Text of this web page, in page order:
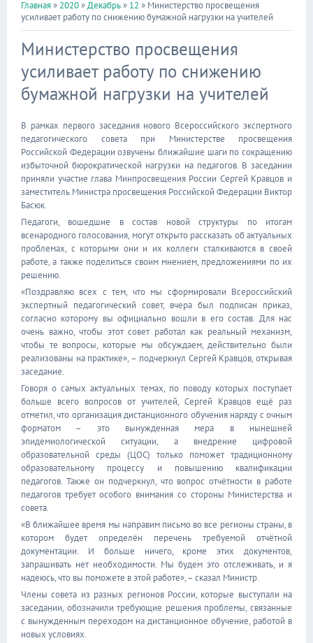
Главная» 2020»Декабрь» 12 » Министерство просвещения
усиливает работу по снижению бумажной нагрузки на учителей
Министерство просвещения
усиливает работу по снижению
бумажной нагрузки на учителей
В рамках первого заседания нового Всероссийского экспертного
педагогического совета при Министерстве просвещения
Российской Федерации озвучены ближайшие шаги по сокращению
избыточной бюрократической нагрузки на педагогов. В заседании
приняли участие глава Минпросвещения России Сергей Кравцов и
заместитель Министра просвещения Российской Федерации Виктор
Басюк.
Педагоги, вошедшие в состав новой структуры по итогам
всенародного голосования, могут открыто рассказать об актуальных
проблемах, с которыми они и их коллеги сталкиваются в своей
работе, а также поделиться своим мнением, предложениями по их
решению.
«Поздравляю всех с тем, что мы сформировали Всероссийский
экспертный педагогический совет, вчера был подписан приказ,
согласно которому вы официально вошли в его состав. Для нас
очень важно, чтобы этот совет работал как реальный механизм,
чтобы те вопросы, которые мы обсуждаем, действительно были
реализованы на практике», – подчеркнул Сергей Кравцов, открывая
заседание.
Говоря о самых актуальных темах, по поводу которых поступает
больше всего вопросов от учителей, Сергей Кравцов ещё раз
отметил, что организация дистанционного обучения наряду с очным
форматом – это вынужденная мера в нынешней
эпидемиологической ситуации, а внедрение цифровой
образовательной среды (ЦОС) только поможет традиционному
образовательному процессу и повышению квалификации
педагогов. Также он подчеркнул, что вопрос отчётности в работе
педагогов требует особого внимания со стороны Министерства и
совета.
«В ближайшее время мы направим письмо во все регионы страны, в
котором будет определён перечень требуемой отчётной
документации. И больше ничего, кроме этих документов,
запрашивать нет необходимости. Мы будем это отслеживать, и я
надеюсь, что вы поможете в этой работе», – сказал Министр.
Члены совета из разных регионов России, которые выступали на
заседании, обозначили требующие решения проблемы, связанные
с вынужденным переходом на дистанционное обучение, работой в
новых условиях.